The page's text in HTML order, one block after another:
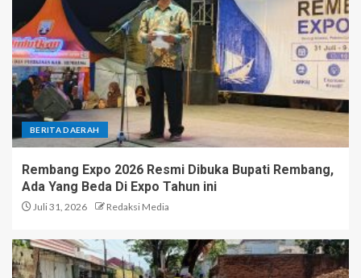
BERITA DAERAH
Rembang Expo 2026 Resmi Dibuka Bupati Rembang,
Ada Yang Beda Di Expo Tahun ini
Juli 31, 2026 Redaksi Media